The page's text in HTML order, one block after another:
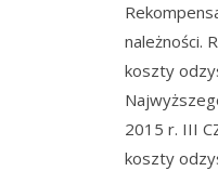
należności.
koszty
2015 r. III
koszty